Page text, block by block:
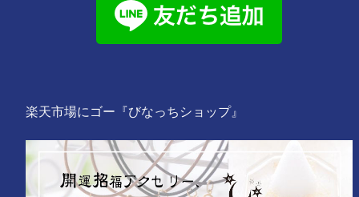
楽天市場にゴー『びなっちショップ』